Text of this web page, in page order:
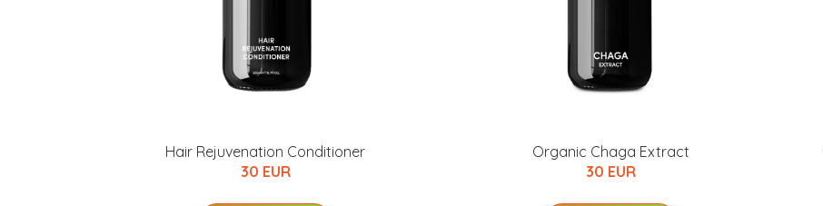
Hair Rejuvenation Conditioner
30 EUR
Organic Chaga Extract
30 EUR